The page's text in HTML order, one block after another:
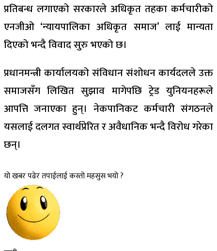
प्रतिबन्ध लगाएको सरकारले अधिकृत तहका कर्मचारीको
एनजीओ ‘न्यायपालिका अधिकृत समाज’ लाई मान्यता
दिएको भन्दै विवाद सुरु भएको छ।
​प्रधानमन्त्री कार्यालयको संविधान संशोधन कार्यदलले उक्त
समाजसँग लिखित सुझाव मागेपछि ट्रेड युनियनहरूले
आपत्ति जनाएका हुन्। नेकपानिकट कर्मचारी संगठनले
यसलाई दलगत स्वार्थप्रेरित र अवैधानिक भन्दै विरोध गरेका
छन्।
यो खबर पढेर तपाईलाई कस्तो महसुस भयो ?